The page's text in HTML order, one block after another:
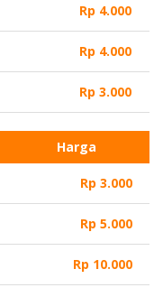
Rp 4.000
Rp 4.000
Rp 3.000
Harga
Rp 3.000
Rp 5.000
Rp 10.000